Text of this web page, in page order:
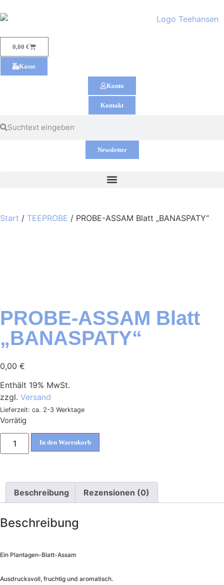
0,00 €
Kasse
Konto
Kontakt
Newsletter
Start / TEEPROBE / PROBE-ASSAM Blatt „BANASPATY“
PROBE-ASSAM Blatt
„BANASPATY“
0,00 €
Enthält 19% MwSt.
zzgl. Versand
Lieferzeit: ca. 2-3 Werktage
Vorrätig
In den Warenkorb
Beschreibung Rezensionen (0)
Beschreibung
Ein Plantagen-Blatt-Assam
Ausdrucksvoll, fruchtig und aromatisch.